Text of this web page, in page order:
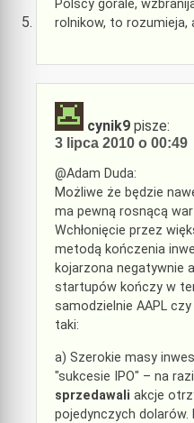
Polscy gorale,
rolnikow, to rozumieja,
cynik9 pisze:
3 lipca 2010 o 00:49
@Adam Duda:
Możliwe że będzie
ma pewną rosnącą
Wchłonięcie przez
metodą kończenia
kojarzona negatywnie
startupów kończy w
samodzielnie AAPL
taki:
a) Szerokie masy
"sukcesie IPO" – na
sprzedawali akcje
pojedynczych dolarów.